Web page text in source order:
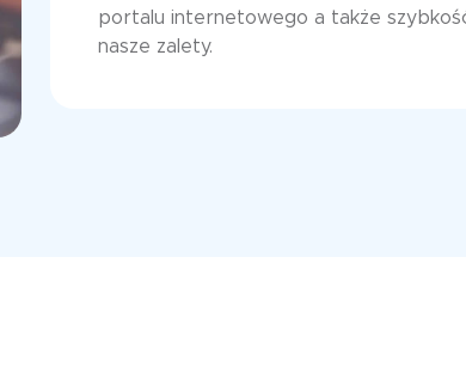
portalu internetowego a także
nasze zalety.